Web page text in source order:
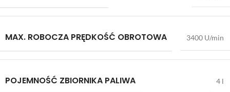
MAX. ROBOCZA PRĘDKOŚĆ OBROTOWA 3400 U/min
POJEMNOŚĆ ZBIORNIKA PALIWA 4 l